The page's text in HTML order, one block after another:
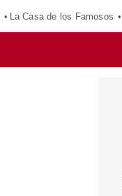
La Casa de los Famosos